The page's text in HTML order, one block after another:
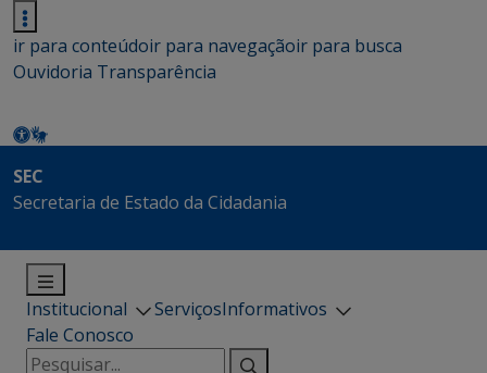
ir para conteúdoir para navegaçãoir para busca
Ouvidoria Transparência
SEC
Secretaria de Estado da Cidadania
Institucional ServiçosInformativos
Fale Conosco
Pesquisar